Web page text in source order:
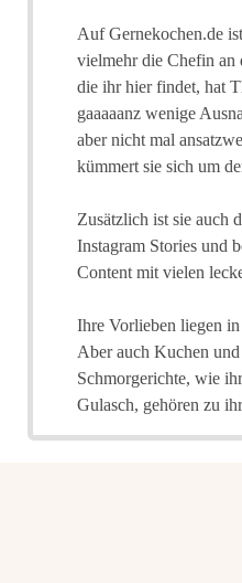
Auf Gernekochen.de
vielmehr die Chefin an
die ihr hier findet, hat
gaaaaanz wenige
aber nicht mal
kümmert sie sich um
Zusätzlich ist sie auch
Instagram Stories und
Content mit vielen
Ihre Vorlieben liegen
Aber auch Kuchen
Schmorgerichte, wie
Gulasch, gehören zu